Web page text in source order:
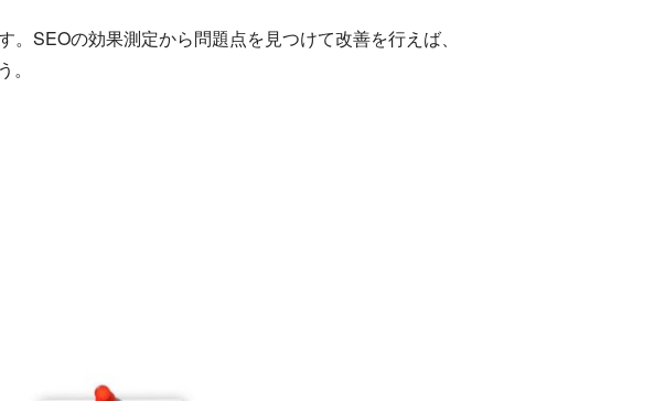
SEOの効果測定から問題点を見つけて改善を行えば、